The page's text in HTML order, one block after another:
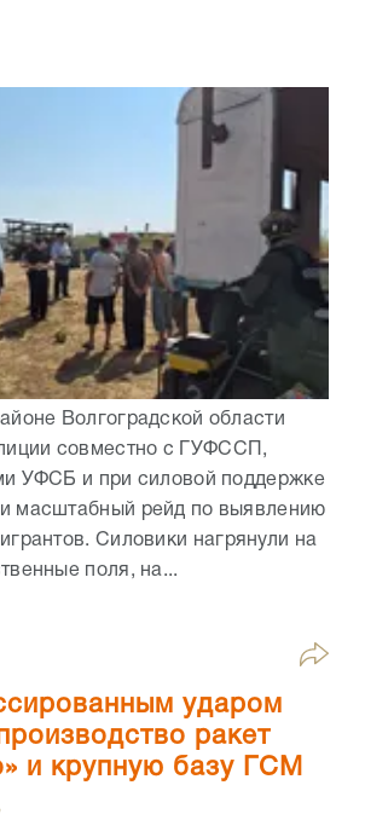
Волгоградской области
совместно с ГУФССП,
УФСБ и при силовой поддержке
масштабный рейд по выявлению
Силовики нагрянули на
поля, на...
ударом
ракет
и крупную базу ГСМ